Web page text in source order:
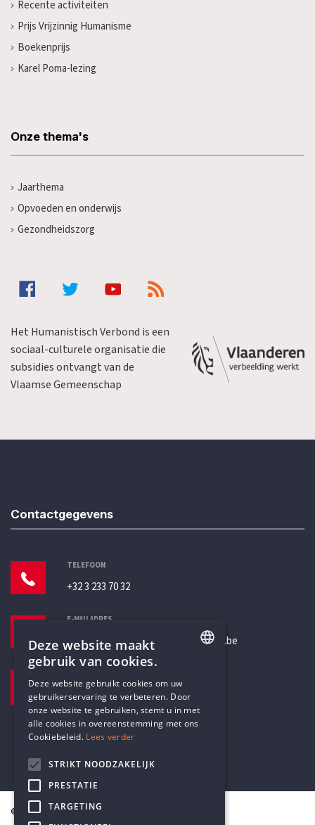
Recente activiteiten
Prijs Vrijzinnig Humanisme
Boekenprijs
Karel Poma-lezing
Onze thema's
Jaarthema
Opvoeden en onderwijs
Gezondheidszorg
Het Humanistisch Verbond is een
sociaal-culturele organisatie die
subsidies ontvangt van de
Vlaamse Gemeenschap
Contactgegevens
TELEFOON
+32 3 233 70 32
E-MAILADRES
secretariaat@humanistischverbond.be
Pottenbrug 4
Antwerpen, 2000
© Humanistisch Verbond 2026
DUTCH
Deze website maakt
gebruik van cookies.
Deze website gebruikt cookies om uw
gebruikerservaring te verbeteren. Door
onze website te gebruiken, stemt u in met
alle cookies in overeenstemming met ons
Cookiebeleid. Lees verder
STRIKT NOODZAKELIJK
PRESTATIE
TARGETING